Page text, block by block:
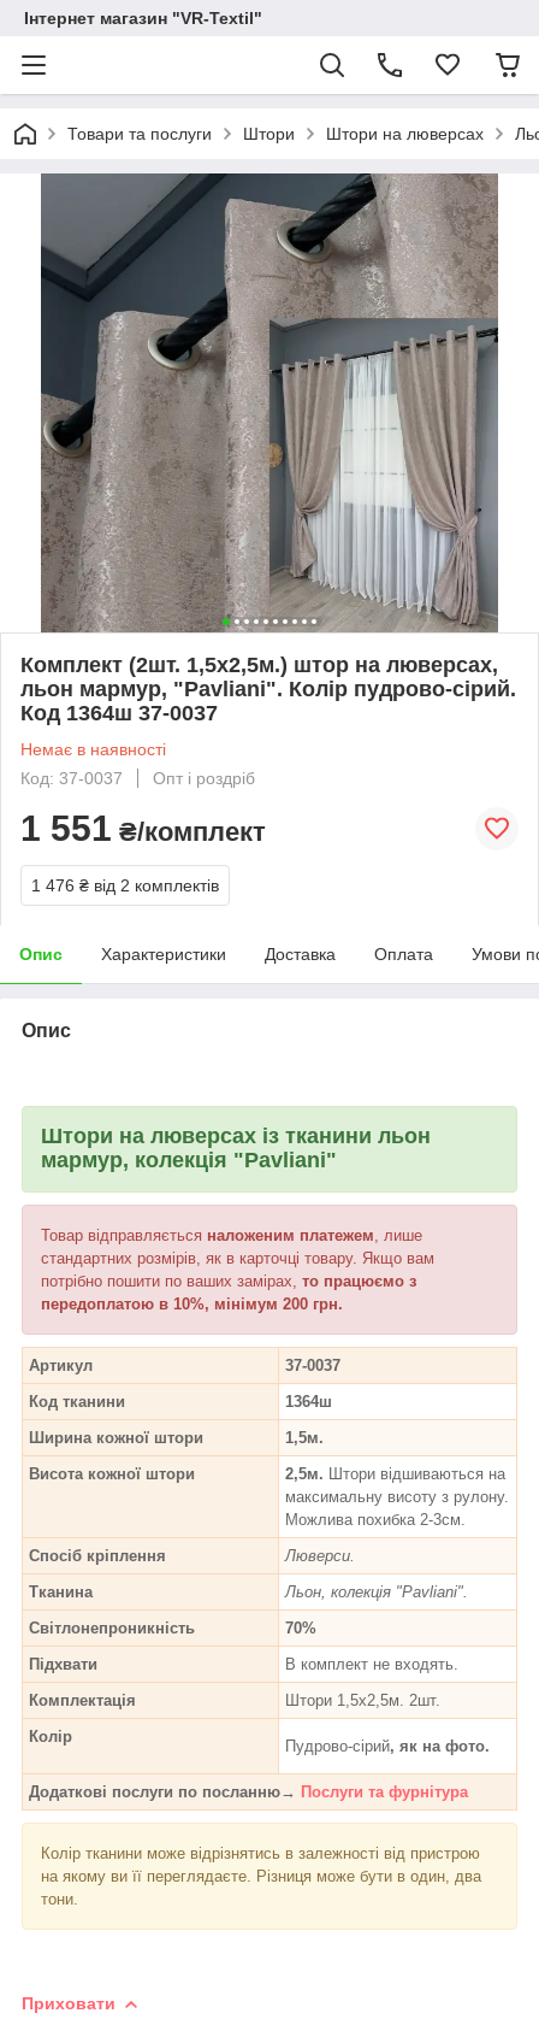
Інтернет магазин "VR-Textil"
Товари та послуги Штори Штори на люверсах
Комплект (2шт. 1,5х2,5м.) штор на люверсах,
льон мармур, "Pavliani". Колір пудрово-сірий.
Код 1364ш 37-0037
Немає в наявності
Код: 37-0037
Опт і роздріб
1 551 ₴/комплект
1 476 ₴ від 2 комплектів
Опис Характеристики Доставка Оплата Умови
Опис
Штори на люверсах із тканини льон
мармур, колекція "Pavliani"
Товар відправляється наложеним платежем , лише
стандартних розмірів, як в карточці товару. Якщо вам
потрібно пошити по ваших замірах, то працюємо з
передоплатою в 10%, мінімум 200 грн.
Артикул
37-0037
Код тканини
1364ш
Ширина кожної штори
1,5м.
Висота кожної штори
2,5м. Штори відшиваються на
максимальну висоту з рулону.
Можлива похибка 2-3см.
Спосіб кріплення
Люверси.
Тканина
Льон, колекція "Pavliani".
Світлонепроникність
70%
Підхвати
В комплект не входять.
Комплектація
Штори 1,5х2,5м. 2шт.
Колір
Пудрово-сірий, як на фото.
Додаткові послуги по посланню→ Послуги та фурнітура
Колір тканини може відрізнятись в залежності від пристрою
на якому ви її переглядаєте. Різниця може бути в один, два
тони.
Приховати